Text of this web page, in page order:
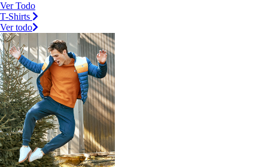
Ver Todo
T-Shirts
Ver todo